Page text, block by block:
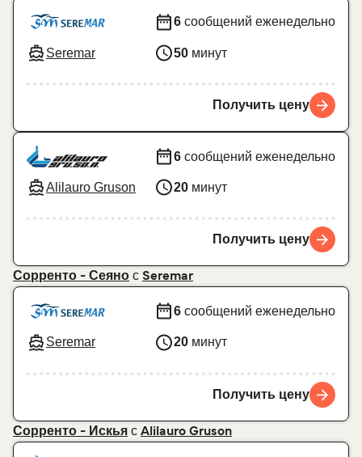
Seremar
6 сообщений еженедельно
50 минут
Получить цену
Alilauro Gruson
6 сообщений еженедельно
20 минут
Получить цену
Сорренто - Сеяно с Seremar
Seremar
6 сообщений еженедельно
20 минут
Получить цену
Сорренто - Искья с Alilauro Gruson